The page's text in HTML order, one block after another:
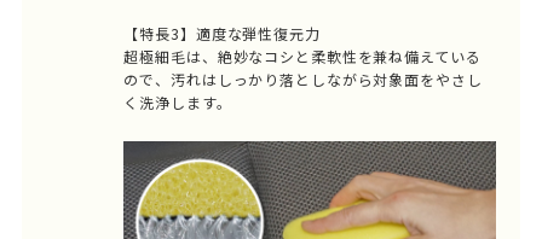
【特長3】適度な弾性復元力
超極細毛は、絶妙なコシと柔軟性を兼ね備えている
ので、汚れはしっかり落としながら対象面をやさし
く洗浄します。